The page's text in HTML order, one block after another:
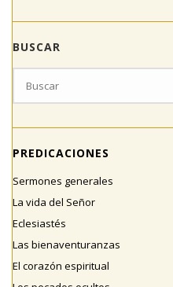
BUSCAR
PREDICACIONES
Sermones generales
La vida del Señor
Eclesiastés
Las bienaventuranzas
El corazón espiritual